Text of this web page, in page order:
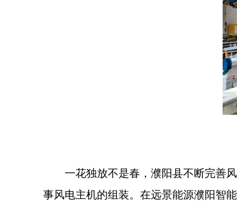
一花独放不是春，濮阳县不断完善风
事风电主机的组装。在远景能源濮阳智